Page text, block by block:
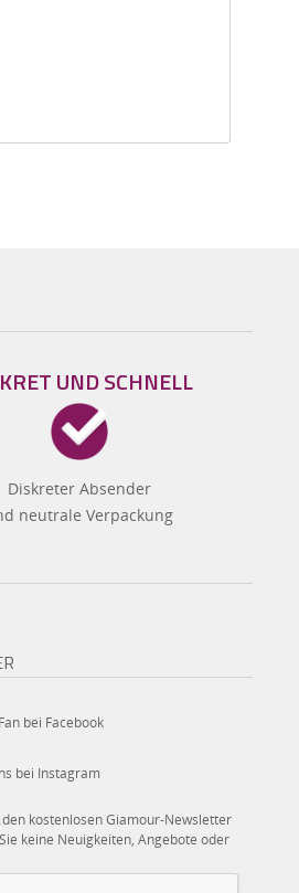
UND SCHNELL
Diskreter Absender
neutrale Verpackung
bei Facebook
bei Instagram
kostenlosen Giamour-Newsletter
keine Neuigkeiten, Angebote oder